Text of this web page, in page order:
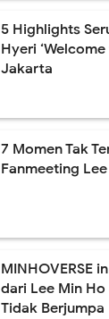
5 Highlights
Hyeri ‘Welcome
Jakarta
7 Momen Tak
Fanmeeting
MINHOVERSE
dari Lee Min Ho
Tidak Berjumpa